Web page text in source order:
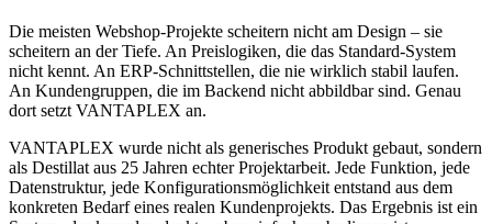
Die meisten Webshop-Projekte scheitern nicht am Design – sie
scheitern an der Tiefe. An Preislogiken, die das Standard-System
nicht kennt. An ERP-Schnittstellen, die nie wirklich stabil laufen.
An Kundengruppen, die im Backend nicht abbildbar sind. Genau
dort setzt VANTAPLEX an.
VANTAPLEX wurde nicht als generisches Produkt gebaut, sondern
als Destillat aus 25 Jahren echter Projektarbeit. Jede Funktion, jede
Datenstruktur, jede Konfigurationsmöglichkeit entstand aus dem
konkreten Bedarf eines realen Kundenprojekts. Das Ergebnis ist ein